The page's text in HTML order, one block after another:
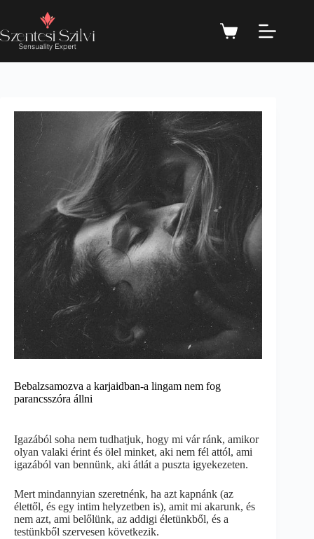
Bebalzsamozva a karjaidban-a lingam nem fog
parancsszóra állni
Igazából soha nem tudhatjuk, hogy mi vár ránk, amikor
olyan valaki érint és ölel minket, aki nem fél attól, ami
igazából van bennünk, aki átlát a puszta igyekezeten.
Mert mindannyian szeretnénk, ha azt kapnánk (az
élettől, és egy intim helyzetben is), amit mi akarunk, és
nem azt, ami belőlünk, az addigi életünkből, és a
testünkből szervesen következik.